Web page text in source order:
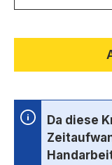
Da diese